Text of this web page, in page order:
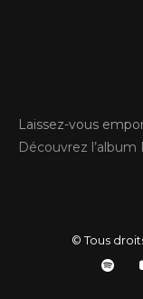
Laissez-vous
Découvrez
© Tous